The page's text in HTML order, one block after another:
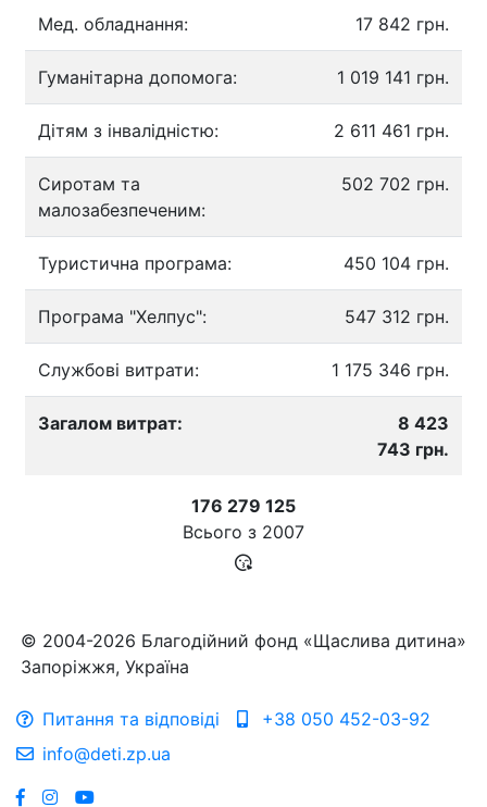
Мед. обладнання: 17 842 грн.
Гуманітарна допомога: 1 019 141 грн.
Дітям з інвалідністю: 2 611 461 грн.
Сиротам та
малозабезпеченим:
502 702 грн.
Туристична програма: 450 104 грн.
Програма "Хелпус": 547 312 грн.
Службові витрати: 1 175 346 грн.
Загалом витрат:
8 423
743 грн.
176 279 125
Всього з 2007
© 2004-2026 Благодійний фонд «Щаслива дитина»
Запоріжжя, Україна
Питання та відповіді
+38 050 452-03-92
info@deti.zp.ua